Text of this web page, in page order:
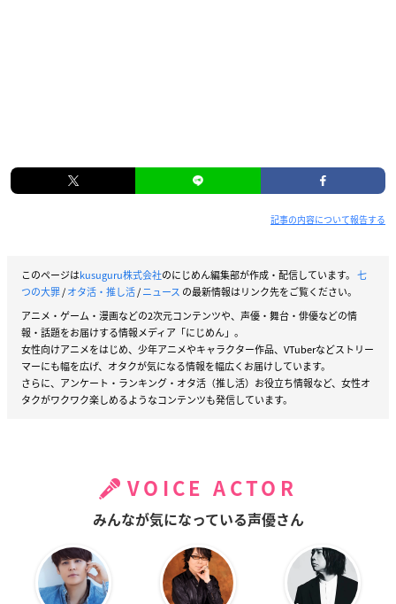
記事の内容について報告する
このページはkusuguru株式会社のにじめん編集部が作成・配信しています。 七
つの大罪/オタ活・推し活/ニュース の最新情報はリンク先をご覧ください。
アニメ・ゲーム・漫画などの2次元コンテンツや、声優・舞台・俳優などの情
報・話題をお届けする情報メディア「にじめん」。
女性向けアニメをはじめ、少年アニメやキャラクター作品、VTuberなどストリー
マーにも幅を広げ、オタクが気になる情報を幅広くお届けしています。
さらに、アンケート・ランキング・オタ活（推し活）お役立ち情報など、女性オ
タクがワクワク楽しめるようなコンテンツも発信しています。
VOICE ACTOR
みんなが気になっている声優さん